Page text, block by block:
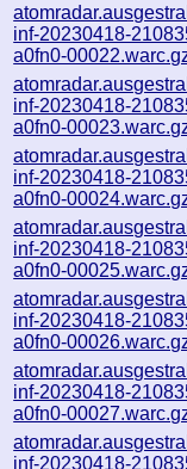
inf-20230418-
a0fn0-
inf-20230418-
a0fn0-
inf-20230418-
a0fn0-
inf-20230418-
a0fn0-
inf-20230418-
a0fn0-
inf-20230418-
a0fn0-
inf-20230418-